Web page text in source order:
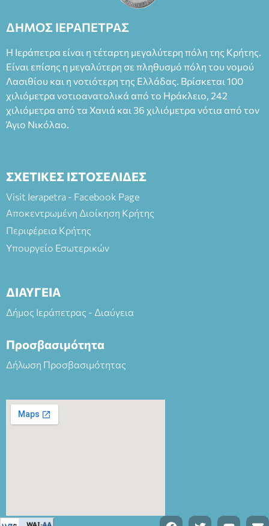
Καπουράνη, νικητή του βραβείου Δημήτρης Χορν 2022-
Φεδερίκο. Σκηνοθεσία: Βαγγέλης Θεοδωρόπουλος Είσοδος: :
άνω των 65 Προπώληση: Βιβλιοπωλείο Πάπυρος (Πλατεία
Πλαστήρα), E&G Mini market (Δημοκρατίας 39 Ιεράπετρα)
και στο more.com Χώρος: 3ο Γυμνάσιο Ιεράπετρας
(Είσοδος ΕΠΑ.Λ.) Έναρξη 21:15 Οργάνωση: ΚΝΩΣΟΣ
ΘΕΑΤΡΙΚΕΣ ΠΑΡΑΓΩΓΕΣ ΕΕ
ΔΗΜΟΣ ΙΕΡΑΠΕΤΡΑΣ
Η Ιεράπετρα είναι η τέταρτη μεγαλύτερη πόλη της Κρήτης.
Είναι επίσης η μεγαλύτερη σε πληθυσμό πόλη του νομού
Λασιθίου και η νοτιότερη της Ελλάδας. Βρίσκεται 100
χιλιόμετρα νοτιοανατολικά από το Ηράκλειο, 242
χιλιόμετρα από τα Χανιά και 36 χιλιόμετρα νότια από τον
Άγιο Νικόλαο.
ΣΧΕΤΙΚΕΣ ΙΣΤΟΣΕΛΙΔΕΣ
Visit Ierapetra - Facebook Page
Αποκεντρωμένη Διοίκηση Κρήτης
Περιφέρεια Κρήτης
Υπουργείο Εσωτερικών
ΔΙΑΥΓΕΙΑ
Δήμος Ιεράπετρας - Διαύγεια
Προσβασιμότητα
Δήλωση Προσβασιμότητας